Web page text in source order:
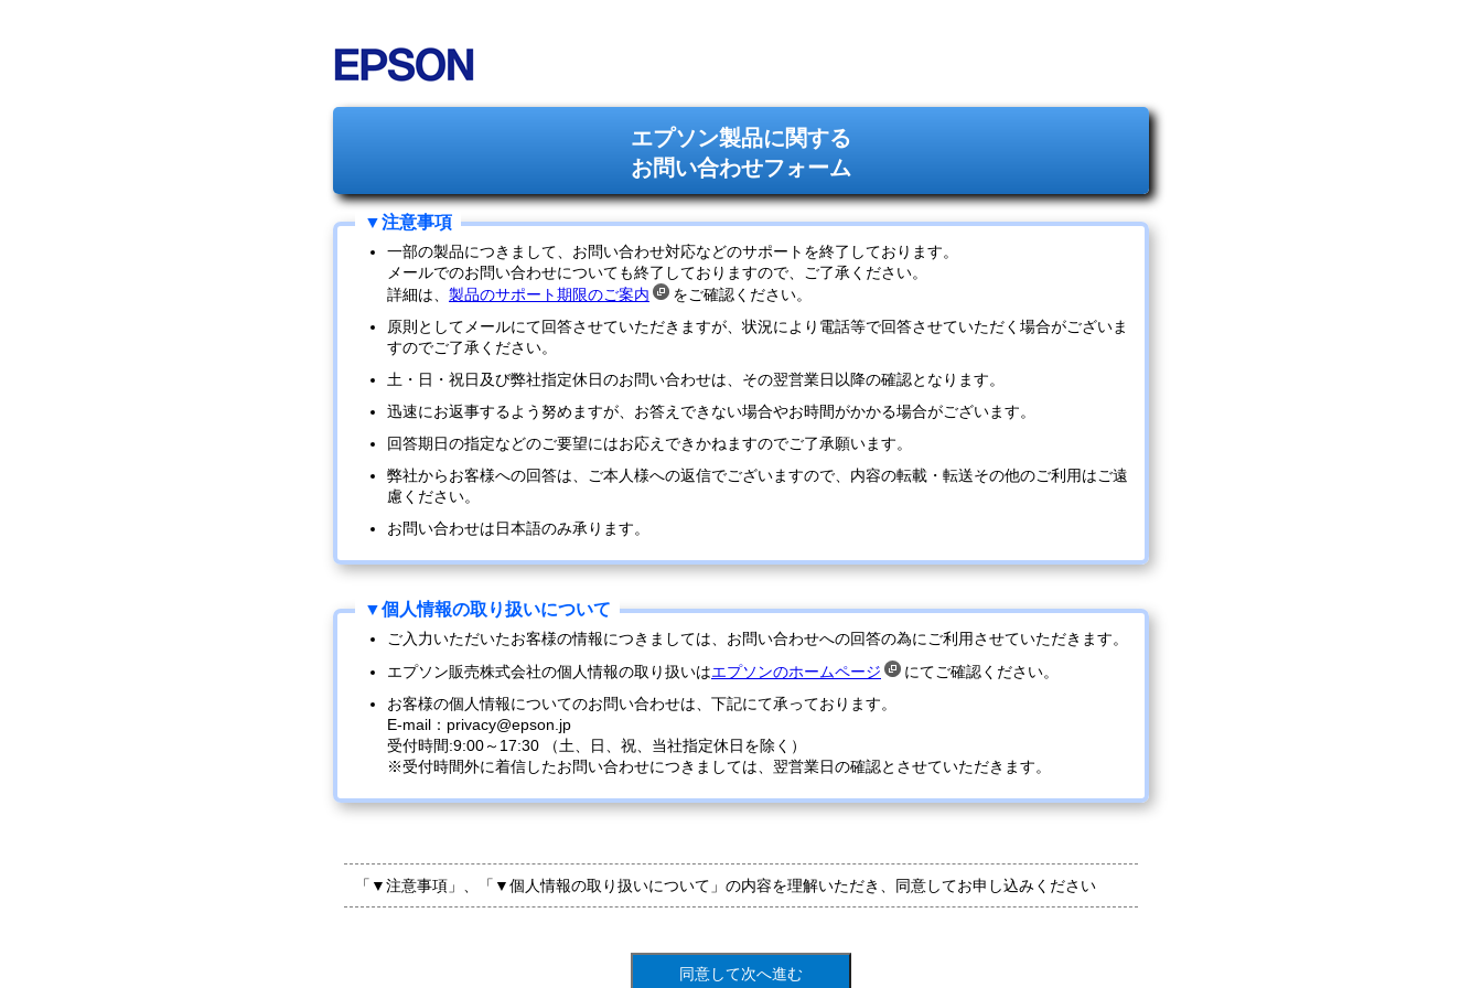
エプソン製品に関する
お問い合わせフォーム
一部の製品につきまして、お問い合わせ対応などのサポートを終了しております。
メールでのお問い合わせについても終了しておりますので、ご了承ください。
詳細は、 製品のサポート期限のご案内
をご確認ください。
原則としてメールにて回答させていただきますが、状況により電話等で回答させていただく場合がございま
すのでご了承ください。
土・日・祝日及び弊社指定休日のお問い合わせは、その翌営業日以降の確認となります。
迅速にお返事するよう努めますが、お答えできない場合やお時間がかかる場合がございます。
回答期日の指定などのご要望にはお応えできかねますのでご了承願います。
弊社からお客様への回答は、ご本人様への返信でございますので、内容の転載・転送その他のご利用はご遠
慮ください。
お問い合わせは日本語のみ承ります。
ご入力いただいたお客様の情報につきましては、お問い合わせへの回答の為にご利用させていただきます。
エプソン販売株式会社の個人情報の取り扱いはエプソンのホームページ
にてご確認ください。
お客様の個人情報についてのお問い合わせは、下記にて承っております。
E-mail：privacy@epson.jp
受付時間:9:00～17:30 （土、日、祝、当社指定休日を除く）
※受付時間外に着信したお問い合わせにつきましては、翌営業日の確認とさせていただきます。
「▼注意事項」、「▼個人情報の取り扱いについて」の内容を理解いただき、同意してお申し込みください